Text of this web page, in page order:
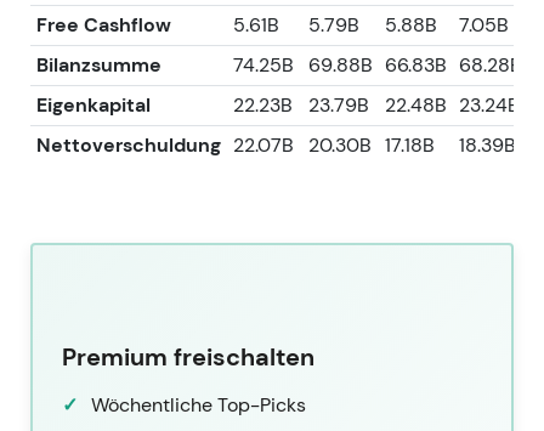
Free Cashflow
5.61B 5.79B 5.88B 7.05B
Bilanzsumme
74.25B 69.88B 66.83B 68.28B
Eigenkapital
22.23B 23.79B 22.48B 23.24B
Nettoverschuldung 22.07B 20.30B 17.18B 18.39B
Premium freischalten
Wöchentliche Top-Picks